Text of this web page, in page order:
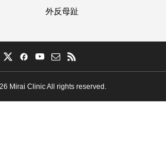
外反母趾
Mirai Clinic All rights reserved.